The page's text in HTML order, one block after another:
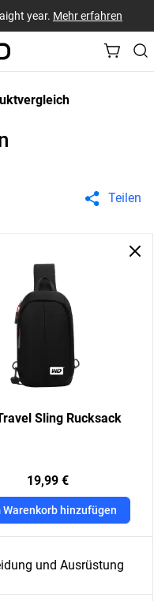
year. Mehr erfahren
Teilen
Sling Rucksack
19,99 €
Warenkorb hinzufügen
und Ausrüstung